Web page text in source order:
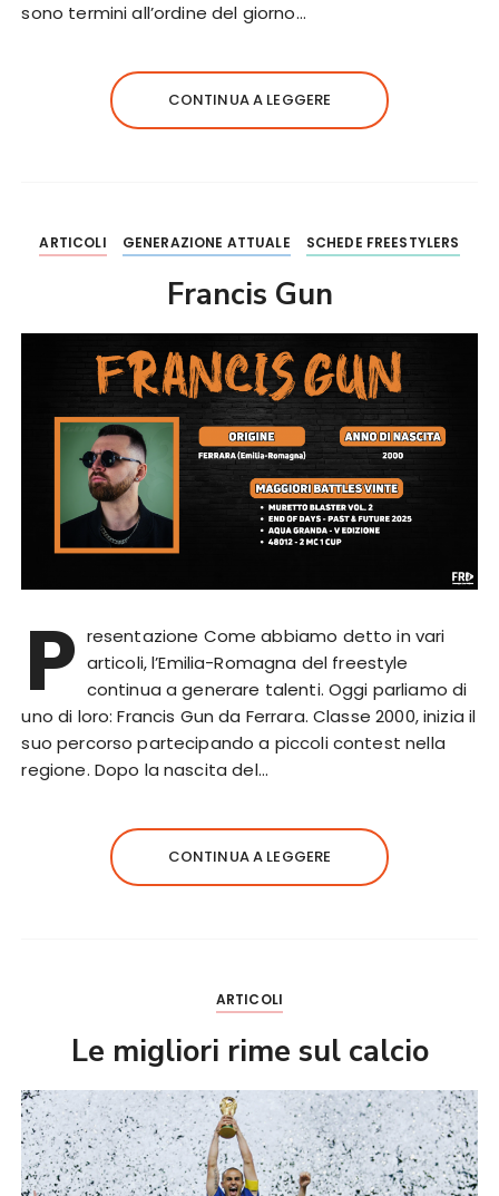
sono termini all’ordine del giorno…
CONTINUA A LEGGERE
ARTICOLI GENERAZIONE ATTUALE SCHEDE FREESTYLERS
Francis Gun
P resentazione Come abbiamo detto in vari
articoli, l’Emilia-Romagna del freestyle
continua a generare talenti. Oggi parliamo di
uno di loro: Francis Gun da Ferrara. Classe 2000, inizia il
suo percorso partecipando a piccoli contest nella
regione. Dopo la nascita del…
CONTINUA A LEGGERE
ARTICOLI
Le migliori rime sul calcio